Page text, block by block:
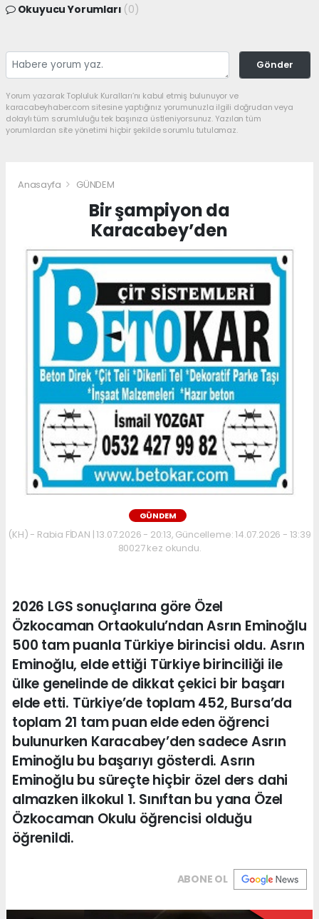
Okuyucu Yorumları (0)
Gönder
Yorum yazarak Topluluk Kuralları’nı kabul etmiş bulunuyor ve
karacabeyhaber.com sitesine yaptığınız yorumunuzla ilgili doğrudan veya
dolaylı tüm sorumluluğu tek başınıza üstleniyorsunuz. Yazılan tüm
yorumlardan site yönetimi hiçbir şekilde sorumlu tutulamaz.
Anasayfa GÜNDEM
Bir şampiyon da
Karacabey’den
GÜNDEM
(KH) - Rabia FİDAN | 13.07.2026 - 20:13, Güncelleme: 14.07.2026 - 13:39
80027 kez okundu.
2026 LGS sonuçlarına göre Özel
Özkocaman Ortaokulu’ndan Asrın Eminoğlu
500 tam puanla Türkiye birincisi oldu. Asrın
Eminoğlu, elde ettiği Türkiye birinciliği ile
ülke genelinde de dikkat çekici bir başarı
elde etti. Türkiye’de toplam 452, Bursa’da
toplam 21 tam puan elde eden öğrenci
bulunurken Karacabey’den sadece Asrın
Eminoğlu bu başarıyı gösterdi. Asrın
Eminoğlu bu süreçte hiçbir özel ders dahi
almazken ilkokul 1. Sınıftan bu yana Özel
Özkocaman Okulu öğrencisi olduğu
öğrenildi.
ABONE OL